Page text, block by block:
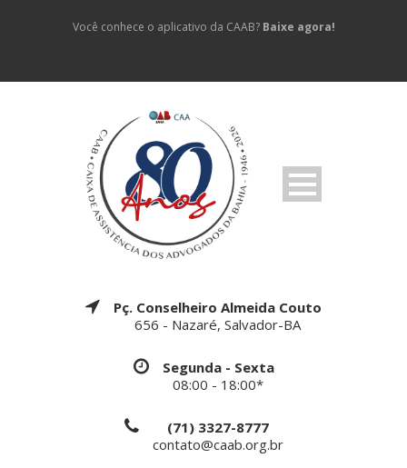
Você conhece o aplicativo da CAAB? Baixe agora!
Pç. Conselheiro Almeida Couto
656 - Nazaré, Salvador-BA
Segunda - Sexta
08:00 - 18:00*
(71) 3327-8777
contato@caab.org.br